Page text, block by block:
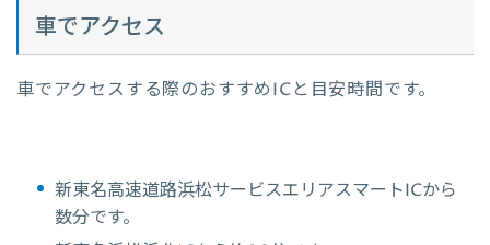
車でアクセス
車でアクセスする際のおすすめICと目安時間です。
新東名高速道路浜松サービスエリアスマートICから
数分です。